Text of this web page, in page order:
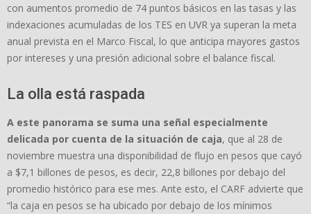
con aumentos promedio de 74 puntos básicos en las tasas y las
indexaciones acumuladas de los TES en UVR ya superan la meta
anual prevista en el Marco Fiscal, lo que anticipa mayores gastos
por intereses y una presión adicional sobre el balance fiscal.
La olla está raspada
A este panorama se suma una señal especialmente
delicada por cuenta de la situación de caja, que al 28 de
noviembre muestra una disponibilidad de flujo en pesos que cayó
a $7,1 billones de pesos, es decir, 22,8 billones por debajo del
promedio histórico para ese mes. Ante esto, el CARF advierte que
“la caja en pesos se ha ubicado por debajo de los mínimos